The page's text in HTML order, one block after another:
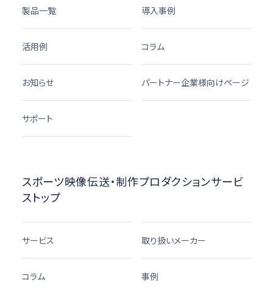
製品一覧 導入事例
活用例 コラム
お知らせ パートナー企業様向けページ
サポート
スポーツ映像伝送・制作プロダクションサービ
ストップ
サービス 取り扱いメーカー
コラム 事例